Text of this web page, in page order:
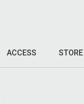
ACCESS STORE